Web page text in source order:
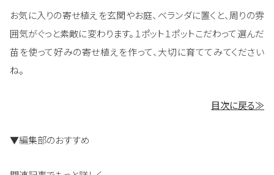
お気に入りの寄せ植えを玄関やお庭、ベランダに置くと、周りの雰
囲気がぐっと素敵に変わります。１ポット１ポットこだわって選んだ
苗を使って好みの寄せ植えを作って、大切に育ててみてください
ね。
目次に戻る≫
▼編集部のおすすめ